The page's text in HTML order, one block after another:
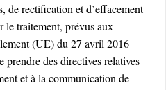
de rectification et d’effacement
le traitement, prévus aux
(UE) du 27 avril 2016
prendre des directives relatives
et à la communication de